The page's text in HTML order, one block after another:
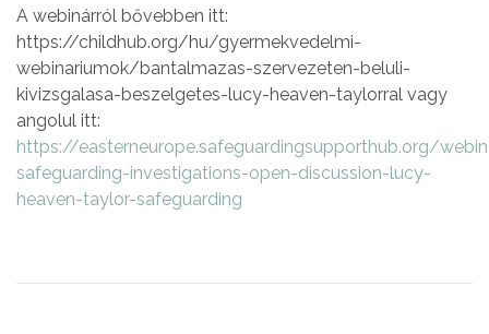
A webinárról bővebben itt:
https://childhub.org/hu/gyermekvedelmi-
webinariumok/bantalmazas-szervezeten-beluli-
kivizsgalasa-beszelgetes-lucy-heaven-taylorral vagy
angolul itt:
https://easterneurope.safeguardingsupporthub.org/
safeguarding-investigations-open-discussion-lucy-
heaven-taylor-safeguarding